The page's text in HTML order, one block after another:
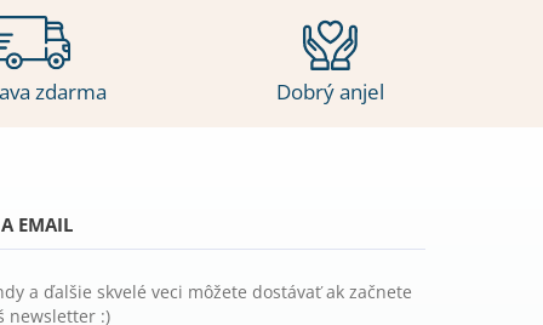
zdarma Dobrý anjel
EMAIL
a ďalšie skvelé veci môžete dostávať ak začnete
newsletter :)